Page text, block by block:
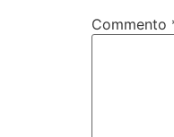
Commento